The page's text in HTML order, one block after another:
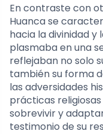
En contraste con
Huanca se
hacia la divinidad y
plasmaba en una
reflejaban no solo
también su forma
las adversidades
prácticas
sobrevivir y
testimonio de su